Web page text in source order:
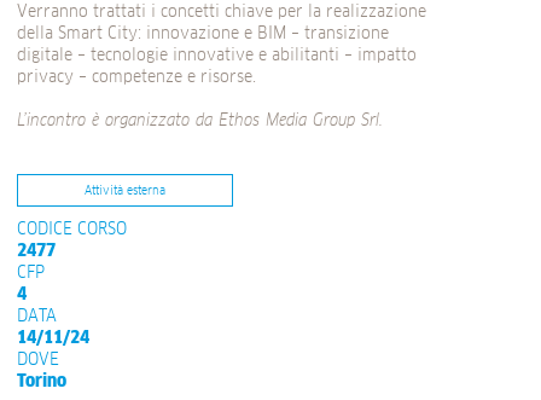
Verranno trattati i concetti chiave per la realizzazione
della Smart City: innovazione e BIM – transizione
digitale – tecnologie innovative e abilitanti – impatto
privacy – competenze e risorse.
L’incontro è organizzato da Ethos Media Group Srl
Attività esterna
CODICE CORSO
2477
CFP
4
DATA
14/11/24
DOVE
Torino